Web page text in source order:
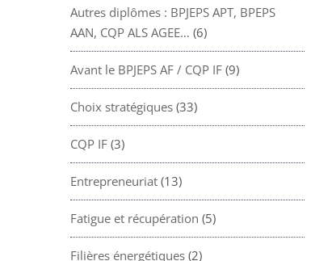
Autres diplômes : BPJEPS APT, BPEPS
AAN, CQP ALS AGEE… (6)
Avant le BPJEPS AF / CQP IF(9)
Choix stratégiques(33)
CQP IF(3)
Entrepreneuriat(13)
Fatigue et récupération (5)
Filières énergétiques(2)